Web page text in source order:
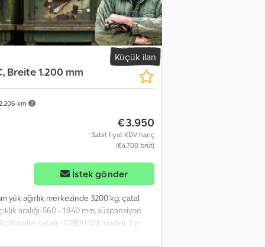
Küçük ilan
km
Breite 1.200 mm
€3.950
Sabit fiyat KDV hariç
(€4.700 brüt)
İstek gönder
yük ağırlık merkezinde 3200 kg, çatal
aralığı: 560 - 1.940 mm, süspansiyon:
çift palet çatalı - CREATON modeli, Tip
- 1.940 mm, çatal ölçüleri 1.200 x 80 x 60